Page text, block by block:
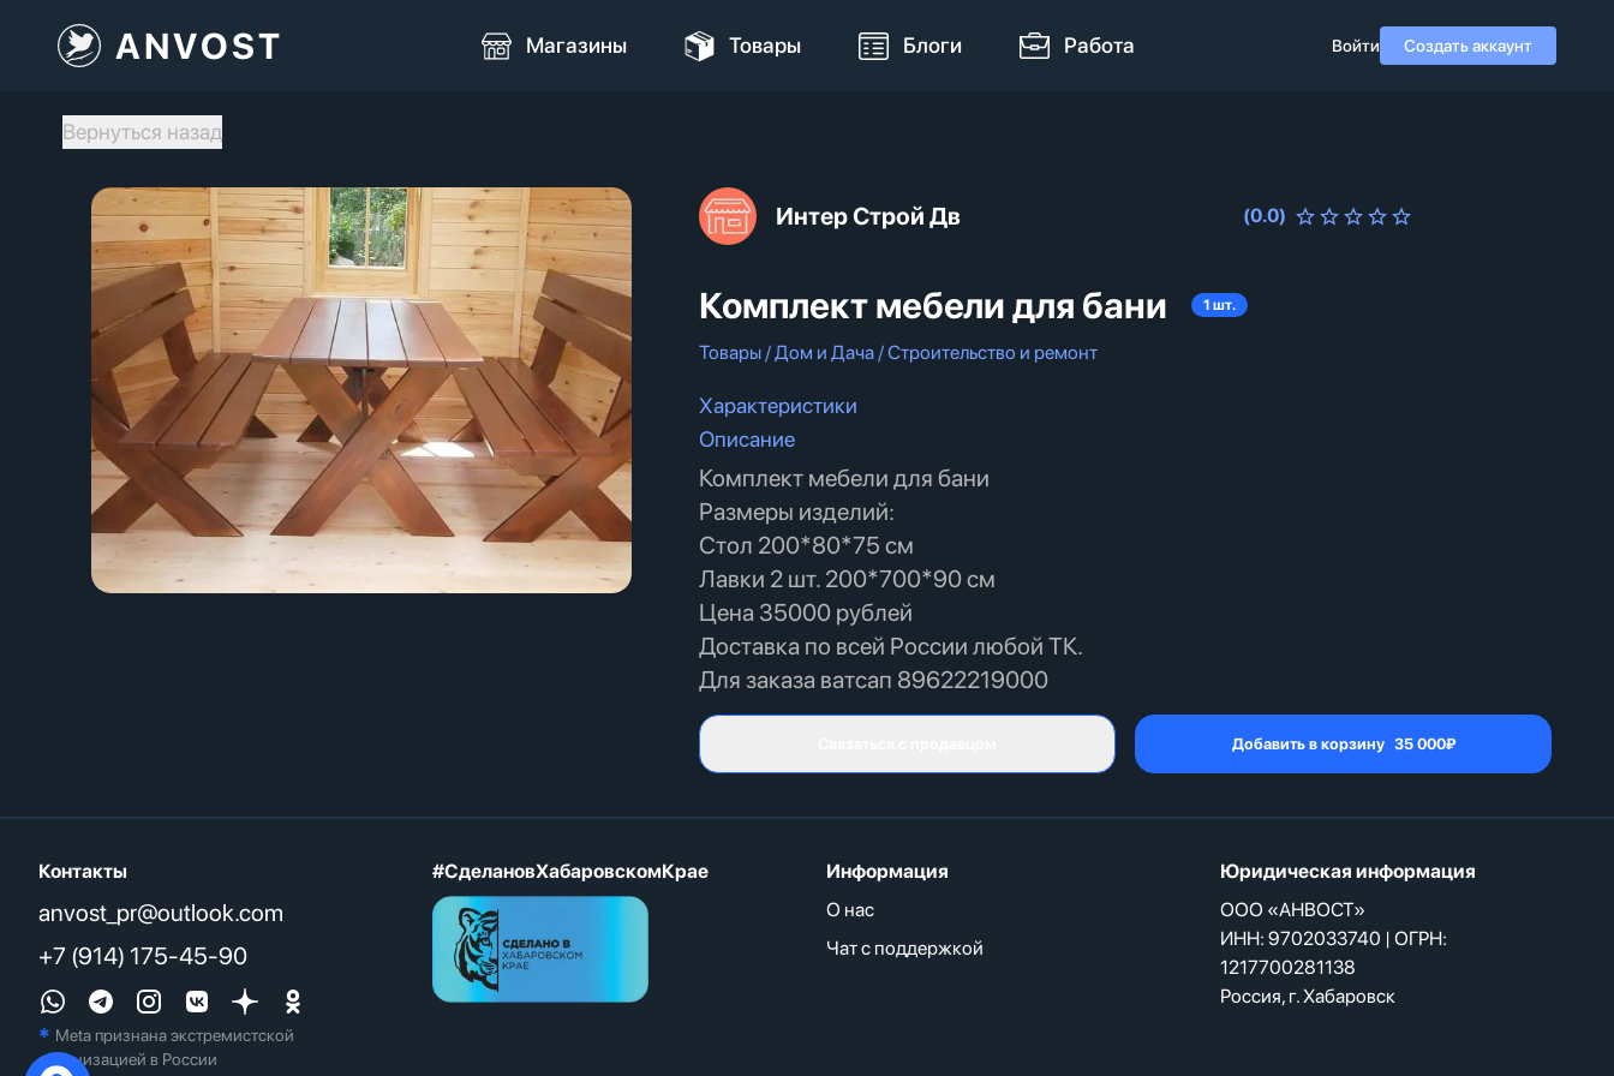
ANVOST Магазины Товары Блоги Работа Войти Создать аккаунт
Вернуться назад
Интер Строй Дв (0.0)
Комплект мебели для бани 1 шт.
Товары / Дом и Дача / Строительство и ремонт
Характеристики
Описание
Комплект мебели для бани
Размеры изделий:
Стол 200*80*75 см
Лавки 2 шт. 200*700*90 см
Цена 35000 рублей
Доставка по всей России любой ТК.
Для заказа ватсап 89622219000
Добавить в корзину 35 000₽
Контакты
anvost_pr@outlook.com
+7 (914) 175-45-90
* Meta признана экстремистcкой
организацией в России
#СделановХабаровскомКрае
Информация
О нас
Чат с поддержкой
Юридическая информация
ООО «АНВОСТ»
ИНН: 9702033740 | ОГРН:
1217700281138
Россия, г. Хабаровск